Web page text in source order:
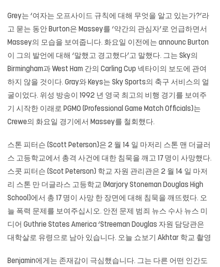
Grey는 ‘여자는 오프사이드 규칙에 대해 무엇을 알고 있는가?’라
고 묻는 동안 Burton은 Massey를 ‘약간의 관심자’로 언급하면서
Massey의 모습을 보여줍니다. 화요일 이전에는 announc Burton
이 그의 발언에 대해 ‘말했고 경고했다’고 말했다. 그는 Sky의
Birmingham과 West Ham 간의 Carling Cup 넥타이의 보도에 관여
하지 않을 것이다. Gray와 Keys는 Sky Sports의 축구 서비스의 얼
굴이었다. 위성 방송이 1992 년 영국 최고의 비행 경기를 보여주
기 시작한 이래로 PGMO (Professional Game Match Officials)는
Crewe의 화요일 경기에서 Massey를 철회했다.
스톤 피터슨 (Scott Peterson)은 2 월 14 일 마저리 스톤 맨 더글러
스 고등학교에서 총격 사건에 대한 침묵을 깨고 17 명이 사망했다.
스콧 피터슨 (Scot Peterson) 학교 자원 관리관은 2 월 14 일 마저
리 스톤 만 더글라스 고등학교 (Marjory Stoneman Douglas High
School)에서 총 17 명이 사망 한 장면에 대해 침묵을 깨뜨렸다. 오
늘 폭력 문제를 보여주십시오. 안전 문제 범죄 뉴스 수사 뉴스 미
디어 Guthrie States America ‘Streeman Douglas 자원 담당관은
대학살로 유령으로 남아 있습니다. 오늘 쇼보기 Akhtar 학교 촬영
Benjamin에게는 존재감이 극심했습니다. 그는 다른 어떤 인간도